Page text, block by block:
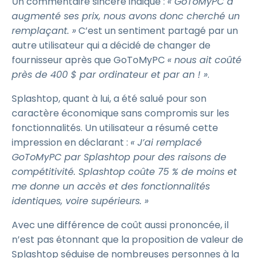
augmenté ses prix, nous avons donc cherché un
remplaçant. »C’est un sentiment partagé par un
autre utilisateur qui a décidé de changer de
fournisseur après que GoToMyPC « nous ait coûté
près de 400 $ par ordinateur et par an ! ».
Splashtop, quant à lui, a été salué pour son
caractère économique sans compromis sur les
fonctionnalités. Un utilisateur a résumé cette
impression en déclarant : « J’ai remplacé
GoToMyPC par Splashtop pour des raisons de
compétitivité. Splashtop coûte 75 % de moins et
me donne un accès et des fonctionnalités
identiques, voire supérieurs. »
Avec une différence de coût aussi prononcée, il
n’est pas étonnant que la proposition de valeur de
Splashtop séduise de nombreuses personnes à la